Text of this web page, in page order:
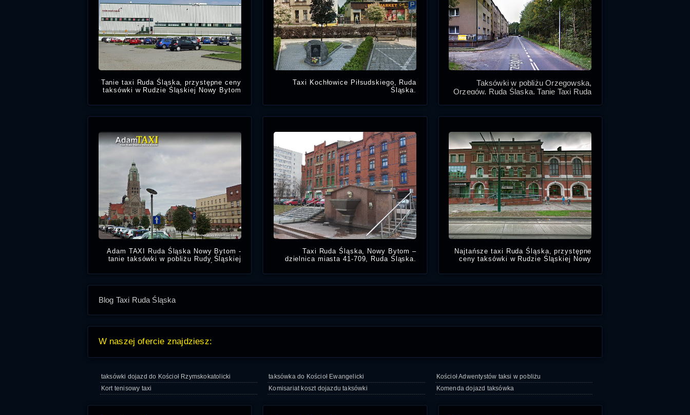
Tanie taxi Ruda Śląska, przystępne ceny
taksówki w Rudzie Śląskiej Nowy Bytom
pobliżu:
Taxi Kochłowice Piłsudskiego, Ruda
Śląska.
Śląska. Zamów taxi Ruda Śląska
Taksówki w pobliżu Orzegowska,
Orzegów, Ruda Śląska. Tanie Taxi Ruda
Adam TAXI Ruda Śląska Nowy Bytom -
tanie taksówki w pobliżu Rudy Śląskiej
przejazdy w mieście za miasto na
Taxi Ruda Śląska, Nowy Bytom –
dzielnica miasta 41-709, Ruda Śląska.
Bytomiu, zadzwoń numer na tanie Taxi
Najtańsze taxi Ruda Śląska, przystępne
ceny taksówki w Rudzie Śląskiej Nowy
w pobliżu:
Blog Taxi Ruda Śląska
W naszej ofercie znajdziesz:
taksówki dojazd do Kościoł Rzymskokatolicki taksówka do Kościoł Ewangelicki
Kościoł Adwentystów taksi w pobliżu
Kort tenisowy taxi
Komisariat koszt dojazdu taksówki Komenda dojazd taksówka